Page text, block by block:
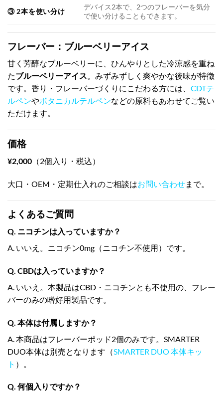
③ 2本を使い分け
デバイス2本で、2つのフレーバーを気分
で使い分けることもできます。
フレーバー：ブルーベリーアイス
甘く芳醇なブルーベリーに、ひんやりとした冷涼感を重ね
たブルーベリーアイス。みずみずしく爽やかな後味が特徴
です。香り・フレーバーづくりにこだわる方には、 CDTテ
ルペンやボタニカルテルペンなどの原料もあわせてご覧い
ただけます。
価格
¥2,000 （2個入り・税込）
大口・OEM・定期仕入れのご相談はお問い合わせまで。
よくあるご質問
Q. ニコチンは入っていますか？
A. いいえ。ニコチン0mg（ニコチン不使用）です。
Q. CBDは入っていますか？
A. いいえ。本製品はCBD・ニコチンとも不使用の、フレー
バーのみの嗜好用製品です。
Q. 本体は付属しますか？
A. 本商品はフレーバーポッド2個のみです。SMARTER
DUO本体は別売となります（SMARTER DUO 本体キッ
ト ）。
Q. 何個入りですか？